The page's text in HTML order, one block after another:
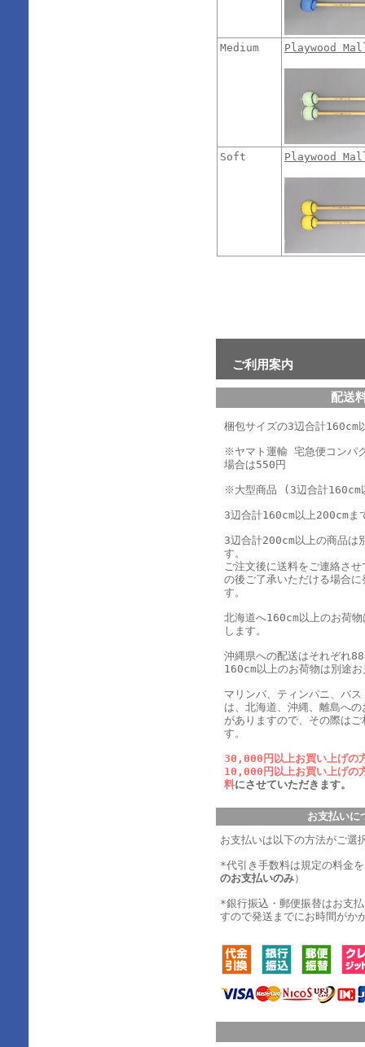
Medium Playwood
Soft Playwood
ご利用案内
配送
梱包サイズの3辺合計
※ヤマト運輸 宅急便コンパ
場合は550円
※大型商品 (3辺合計160cm
3辺合計160cm以上200cm
3辺合計200cm以上の商品は
す。
ご注文後に送料をご連絡さ
の後ご了承いただける場合
す。
北海道へ160cm以上のお荷
します。
沖縄県への配送はそれぞれ
160cm以上のお荷物は別途
マリンバ、ティンパニ、バ
は、北海道、沖縄、離島へ
がありますので、その際は
す。
30,000円以上お買い上げの
10,000円以上お買い上げの
料にさせていただきます。
お支払いに
お支払いは以下の方法がご選
*代引き手数料は規定の料金
のお支払いのみ）
*銀行振込・郵便振替はお支
すので発送までにお時間がか